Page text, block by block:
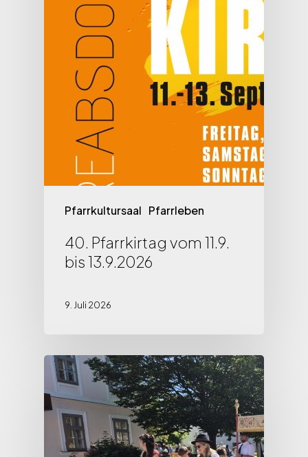
Pfarrkultursaal Pfarrleben
40. Pfarrkirtag vom 11.9.
bis 13.9.2026
9. Juli 2026